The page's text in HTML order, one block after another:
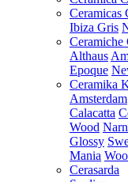
Ceramicas
Ibiza Gris
Ceramiche
Althaus
Epoque
Ceramika
Amsterdam
Calacatta
Wood
Glossy
Mania
Cerasarda